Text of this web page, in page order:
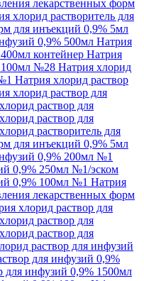
лекарственных форм
хлорид растворитель для
для инъекций 0,9% 5мл
0,9% 500мл Натрия
контейнер Натрия
100мл №28 Натрия хлорид
Натрия хлорид раствор
хлорид раствор для
раствор для
раствор для
растворитель для
для инъекций 0,9% 5мл
0,9% 200мл №1
0,9% 250мл №1/эском
0,9% 100мл №1 Натрия
лекарственных форм
хлорид раствор для
раствор для
раствор для
раствор для инфузий
для инфузий 0,9%
для инфузий 0,9% 1500мл